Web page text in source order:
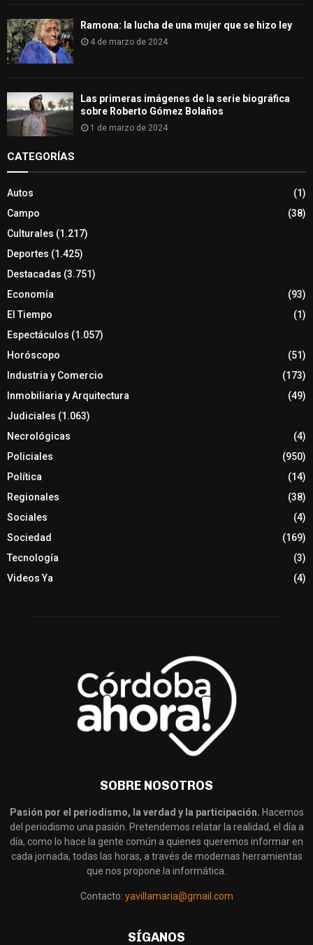
Ramona: la lucha de una mujer que se hizo ley
4 de marzo de 2024
Las primeras imágenes de la serie biográfica
sobre Roberto Gómez Bolaños
1 de marzo de 2024
CATEGORÍAS
Autos
(1)
Campo
(38)
Culturales (1.217)
Deportes (1.425)
Destacadas (3.751)
Economía
(93)
El Tiempo
(1)
Espectáculos (1.057)
Horóscopo
(51)
Industria y Comercio
(173)
Inmobiliaria y Arquitectura
(49)
Judiciales (1.063)
Necrológicas
(4)
Policiales
(950)
Política
(14)
Regionales
(38)
Sociales
(4)
Sociedad
(169)
Tecnología
(3)
Videos Ya
(4)
SOBRE NOSOTROS
Pasión por el periodismo, la verdad y la participación. Hacemos
del periodismo una pasión. Pretendemos relatar la realidad, el día a
día, como lo hace la gente común a quienes queremos informar en
cada jornada, todas las horas, a través de modernas herramientas
que nos propone la informática.
Contacto: yavillamaria@gmail.com
SÍGANOS